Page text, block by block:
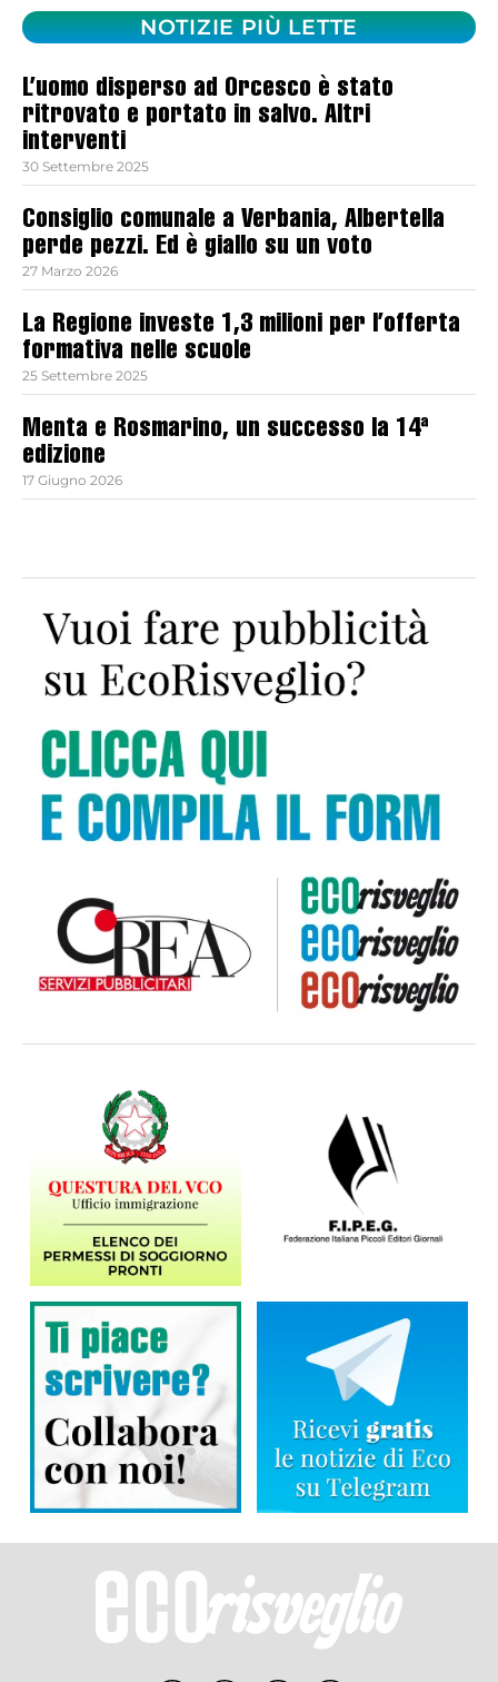
NOTIZIE PIÙ LETTE
L’uomo disperso ad Orcesco è stato
ritrovato e portato in salvo. Altri
interventi
30 Settembre 2025
Consiglio comunale a Verbania, Albertella
perde pezzi. Ed è giallo su un voto
27 Marzo 2026
La Regione investe 1,3 milioni per l’offerta
formativa nelle scuole
25 Settembre 2025
Menta e Rosmarino, un successo la 14ª
edizione
17 Giugno 2026